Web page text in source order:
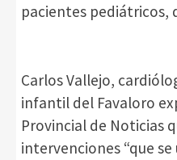
pacientes pediátricos,
Carlos Vallejo,
infantil del Favaloro
Provincial de Noticias
intervenciones “que